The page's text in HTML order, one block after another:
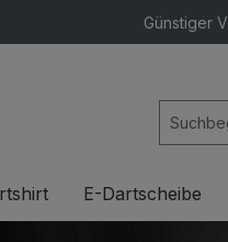
Günstiger
E-Dartscheibe